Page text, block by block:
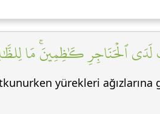
لَدَى ٱلۡحَنَاجِرِ كَٰظِمِينَۚ مَا
yürekleri